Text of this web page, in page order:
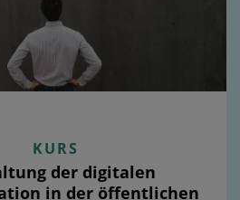
KURS
der digitalen
in der öffentlichen